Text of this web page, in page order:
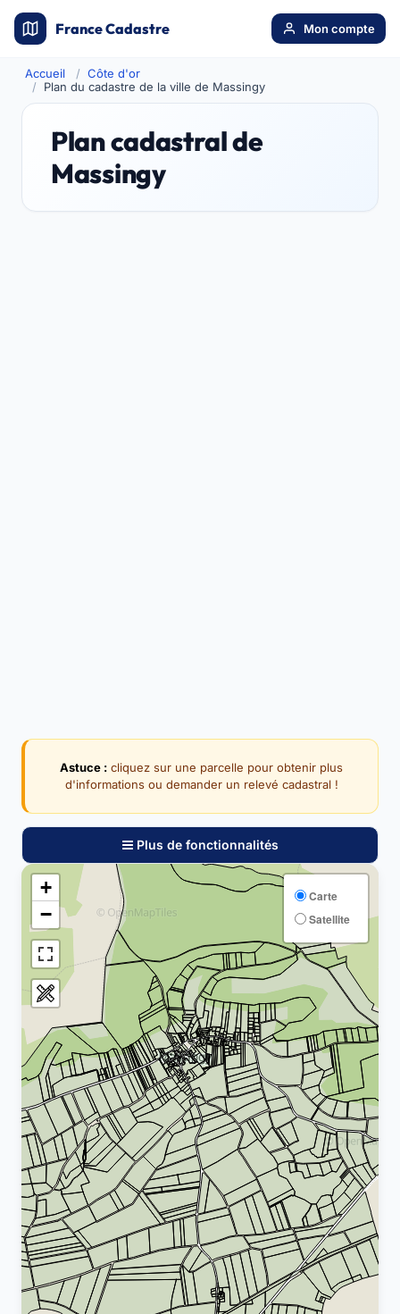
France Cadastre Mon compte
Accueil
Côte d'or
Plan du cadastre de la ville de Massingy
Plan cadastral de
Massingy
Astuce : cliquez sur une parcelle pour obtenir plus
d'informations ou demander un relevé cadastral !
Plus de fonctionnalités
+
−
Carte
Satellite